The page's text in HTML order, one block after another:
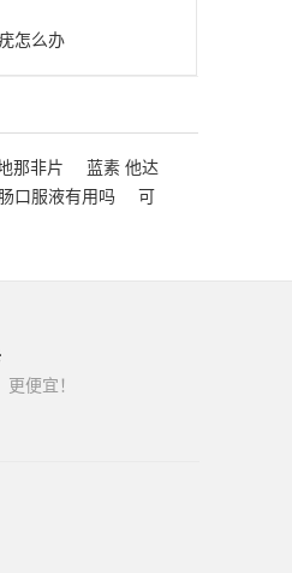
怎么办
那非片
蓝素 他达
口服液有用吗
可
便宜！